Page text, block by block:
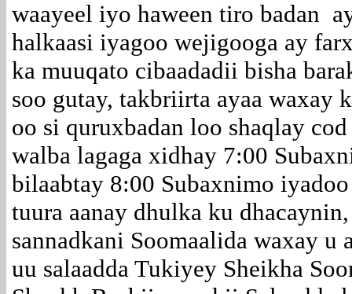
waayeel iyo haween tiro badan
halkaasi iyagoo wejigooga ay
ka muuqato cibaadadii bisha
soo gutay, takbriirta ayaa waxay
oo si quruxbadan loo shaqlay
walba lagaga xidhay 7:00
bilaabtay 8:00 Subaxnimo
tuura aanay dhulka ku
sannadkani Soomaalida waxay u
uu salaadda Tukiyey Sheikha